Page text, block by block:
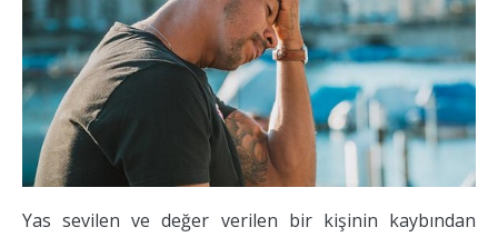
Yas sevilen ve değer verilen bir kişinin kaybından